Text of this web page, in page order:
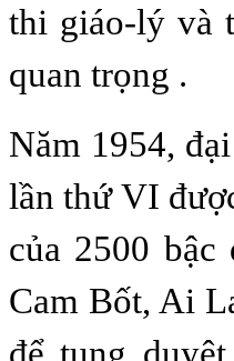
thi giáo-lý và
quan trọng .
Năm 1954,
lần thứ VI
của 2500
Cam Bốt, Ai